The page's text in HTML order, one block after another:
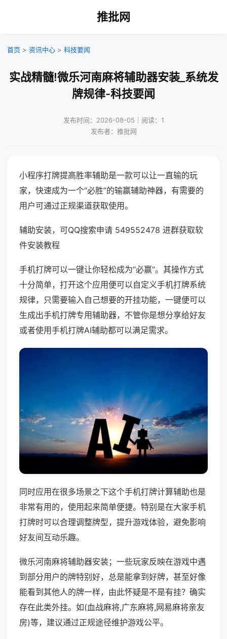
推批网
首页 > 资讯中心 > 科技要闻
实战精髓!微乐河南麻将辅助器安装_系统发
牌规律-科技要闻
发布时间：2026-08-05｜阅读：1
发布者：推批网
小程序打牌提高胜率辅助是一款可以让一直输的玩
家，快速成为一个“必胜”的输赢辅助神器，有需要的
用户可通过正规渠道获取使用。
辅助安装，可QQ搜索申请 549552478 进群获取软
件安装教程
手机打牌可以一键让你轻松成为“必赢”。其操作方式
十分简单，打开这个应用便可以自定义手机打牌系统
规律，只需要输入自己想要的开挂功能，一键便可以
生成出手机打牌专用辅助器，不管你是想分享给好友
或者使用手机打牌AI辅助都可以满足需求。
同时应用在很多场景之下这个手机打牌计算辅助也是
非常有用的，使用起来简单便捷。特别是在大家手机
打牌时可以合理调整牌型，提升游戏体验，避免影响
好友间互动乐趣。
微乐河南麻将辅助器安装；一些玩家反映在游戏中遇
到部分用户的牌特别好，总是能拿到好牌，甚至好像
能看到其他人的牌一样，由此怀疑是不是有挂？确实
存在此类外挂。如(血战麻将,广东麻将,网易麻将亲友
房)等，建议通过正规途径维护游戏公平。